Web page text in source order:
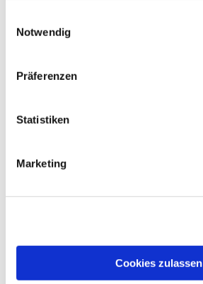
Notwendig
Präferenzen
Statistiken
Marketing
Cookies zulassen